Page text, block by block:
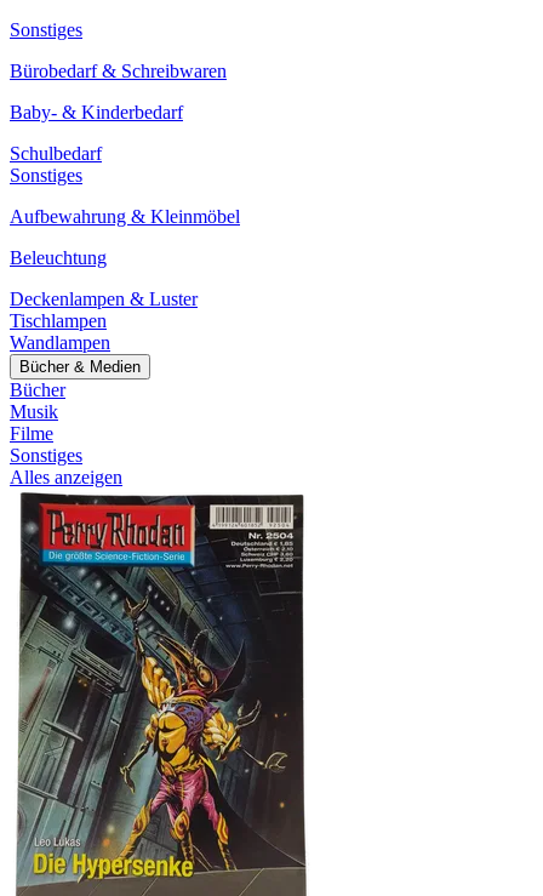
Sonstiges
Bürobedarf & Schreibwaren
Baby- & Kinderbedarf
Schulbedarf
Sonstiges
Aufbewahrung & Kleinmöbel
Beleuchtung
Deckenlampen & Luster
Tischlampen
Wandlampen
Bücher & Medien
Bücher
Musik
Filme
Sonstiges
Alles anzeigen